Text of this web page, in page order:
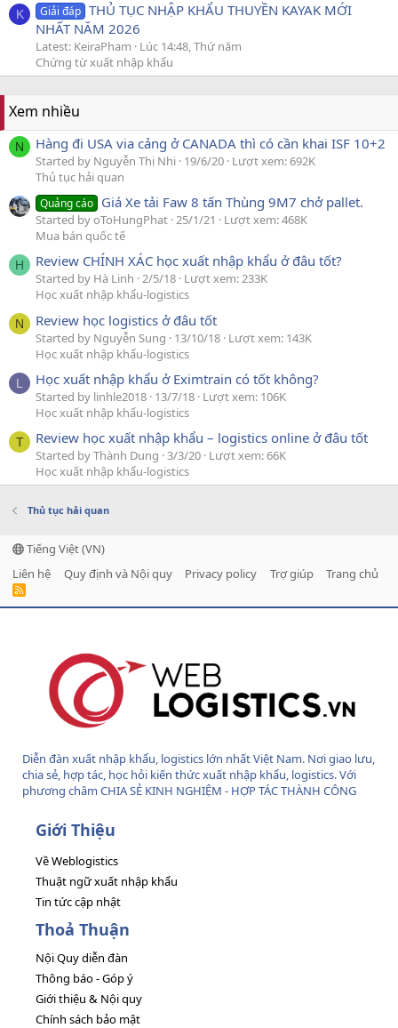
K Giải đáp THỦ TỤC NHẬP KHẨU THUYỀN KAYAK MỚI
NHẤT NĂM 2026
Latest: KeiraPham
Lúc 14:48, Thứ năm
Chứng từ xuất nhập khẩu
Xem nhiều
N Hàng đi USA via cảng ở CANADA thì có cần khai ISF 10+2
Started by Nguyễn Thị Nhi 19/6/20 Lượt xem: 692K
Thủ tục hải quan
Quảng cáo Giá Xe tải Faw 8 tấn Thùng 9M7 chở pallet.
Started by oToHungPhat 25/1/21
Lượt xem: 468K
Mua bán quốc tế
H Review CHÍNH XÁC học xuất nhập khẩu ở đâu tốt?
Started by Hà Linh 2/5/18 Lượt xem: 233K
Học xuất nhập khẩu-logistics
N Review học logistics ở đâu tốt
Started by Nguyễn Sung 13/10/18 Lượt xem: 143K
Học xuất nhập khẩu-logistics
L Học xuất nhập khẩu ở Eximtrain có tốt không?
Started by linhle2018 13/7/18 Lượt xem: 106K
Học xuất nhập khẩu-logistics
T Review học xuất nhập khẩu – logistics online ở đâu tốt
Started by Thành Dung 3/3/20 Lượt xem: 66K
Học xuất nhập khẩu-logistics
Thủ tục hải quan
Tiếng Việt (VN)
Liên hệ
Quy định và Nội quy Privacy policy Trợ giúp Trang chủ
R
Diễn đàn xuất nhập khẩu, logistics lớn nhất Việt Nam. Nơi giao lưu,
chia sẻ, hợp tác, học hỏi kiến thức xuất nhập khẩu, logistics. Với
phương châm CHIA SẺ KINH NGHIỆM - HỢP TÁC THÀNH CÔNG
Giới Thiệu
Về Weblogistics
Thuật ngữ xuất nhập khẩu
Tin tức cập nhật
Thoả Thuận
Nội Quy diễn đàn
Thông báo - Góp ý
Giới thiệu & Nội quy
Chính sách bảo mật